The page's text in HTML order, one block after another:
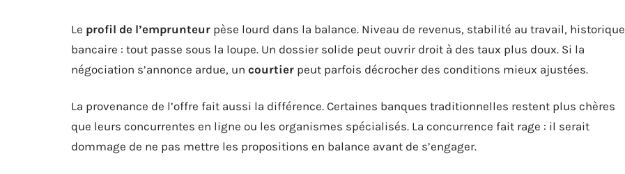
Le profil de l’emprunteur pèse lourd dans la balance. Niveau de revenus, stabilité au travail, historique
bancaire : tout passe sous la loupe. Un dossier solide peut ouvrir droit à des taux plus doux. Si la
négociation s’annonce ardue, un courtier peut parfois décrocher des conditions mieux ajustées.
La provenance de l’offre fait aussi la différence. Certaines banques traditionnelles restent plus chères
que leurs concurrentes en ligne ou les organismes spécialisés. La concurrence fait rage : il serait
dommage de ne pas mettre les propositions en balance avant de s’engager.